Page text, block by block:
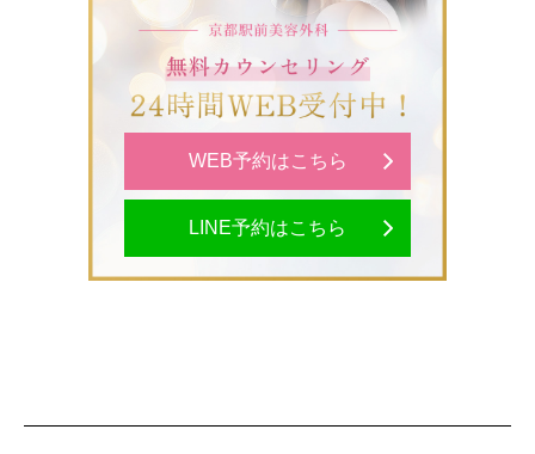
WEB予約はこちら
LINE予約はこちら